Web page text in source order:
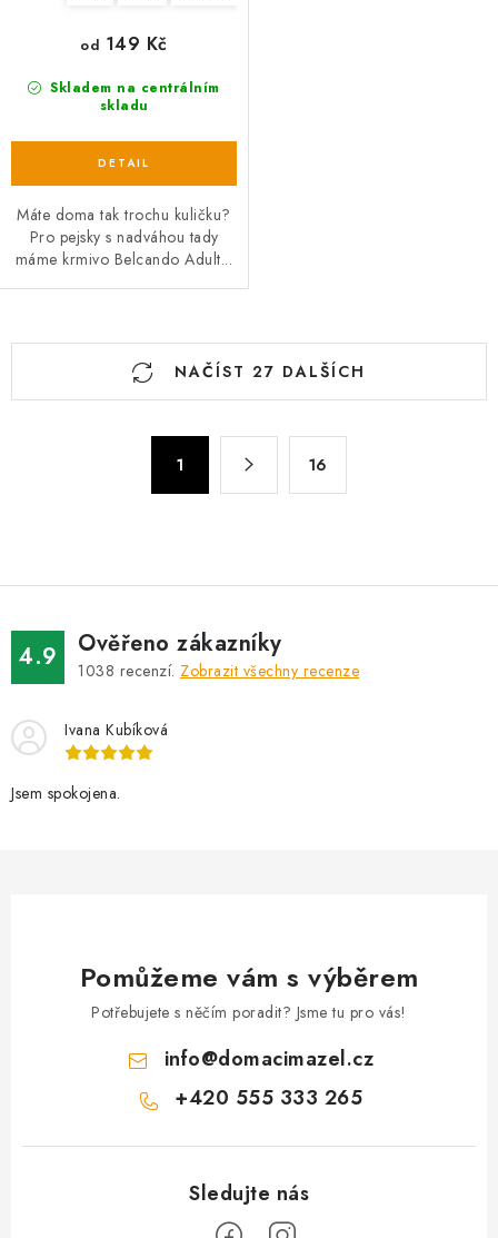
Skladem na centrálním
skladu
od 149 Kč
Máte doma tak trochu kuličku?
Pro pejsky s nadváhou tady
máme krmivo Belcando Adult...
O
p
v
k
v
ý
p
NAČÍST 27 DALŠÍCH
k
v
á
n
1 16
4.9 Ověřeno zákazníky
1038 recenzí. Zobrazit všechny recenze
Ivana Kubíková
Jsem spokojena.
Pomůžeme vám s výběrem
Potřebujete s něčím poradit? Jsme tu pro vás!
info@domacimazel.cz
+420 555 333 265